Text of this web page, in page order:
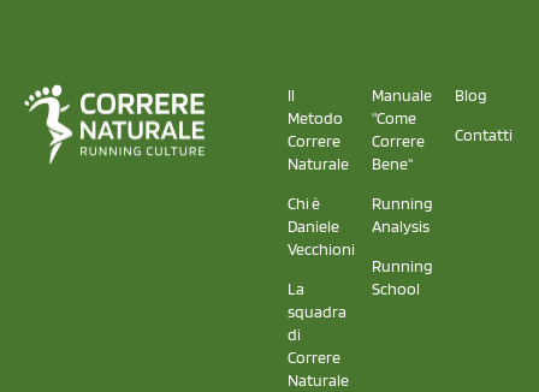
Il
Metodo
Correre
Naturale
Chi è
Daniele
Vecchioni
La
squadra
di
Correre
Naturale
Manuale
"Come
Correre
Bene"
Running
Analysis
Running
School
Blog
Contatti